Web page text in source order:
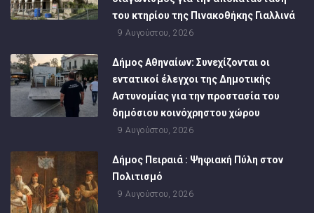
του κτηρίου της Πινακοθήκης Γιαλλινά
9 Αυγούστου, 2026
Δήμος Αθηναίων: Συνεχίζονται οι
εντατικοί έλεγχοι της Δημοτικής
Αστυνομίας για την προστασία του
δημόσιου κοινόχρηστου χώρου
9 Αυγούστου, 2026
Δήμος Πειραιά : Ψηφιακή Πύλη στον
Πολιτισμό
9 Αυγούστου, 2026